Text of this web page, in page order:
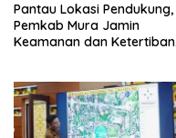
Pantau Lokasi Pendukung,
Pemkab Mura Jamin
Keamanan dan Ketertiban